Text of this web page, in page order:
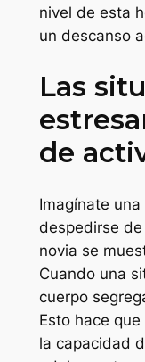
nivel de esta
un descanso
Las
de
Imagínate
despedirse
novia se
Cuando una
cuerpo
Esto hace
la capacidad